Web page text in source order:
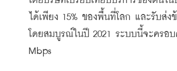
ได้เพียง 15% ของพื้นที่โลก และรับส่ง
โดยสมบูรณ์ในปี 2021 ระบบนี้จะครอบ
Mbps